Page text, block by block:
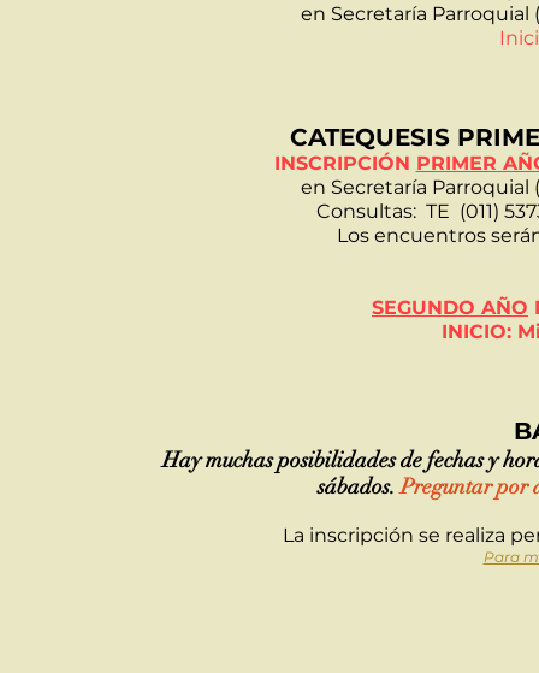
en Secretaría Parroquial
CATEQUESIS
INSCRIPCIÓN PRIMER
en Secretaría Parroquial
Consultas: TE (011)
Los encuentros
SEGUNDO AÑO
INICIO:
Hay muchas posibilidades de fechas y
sábados.Preguntar por
La inscripción se realiza
Para